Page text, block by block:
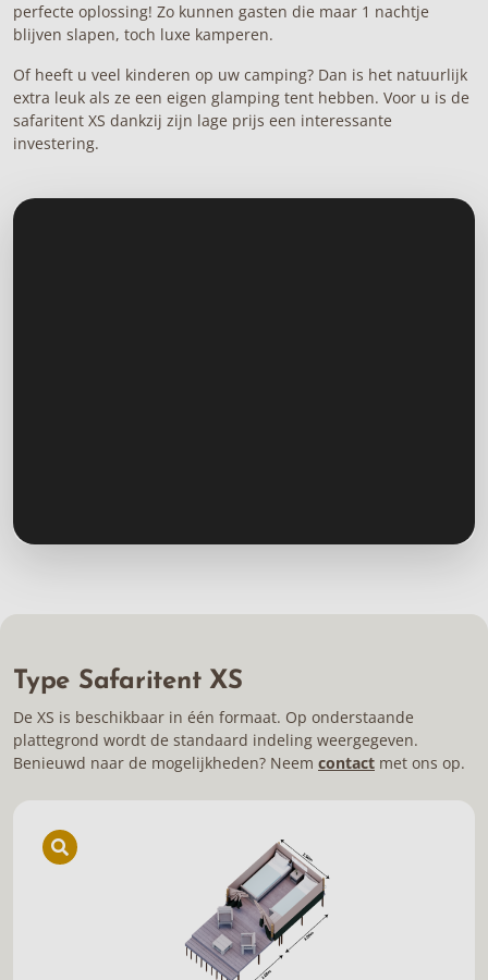
perfecte oplossing! Zo kunnen gasten die maar 1 nachtje
blijven slapen, toch luxe kamperen.
Of heeft u veel kinderen op uw camping? Dan is het natuurlijk
extra leuk als ze een eigen glamping tent hebben. Voor u is de
safaritent XS dankzij zijn lage prijs een interessante
investering.
Type Safaritent XS
De XS is beschikbaar in één formaat. Op onderstaande
plattegrond wordt de standaard indeling weergegeven.
Benieuwd naar de mogelijkheden? Neem contact met ons op.